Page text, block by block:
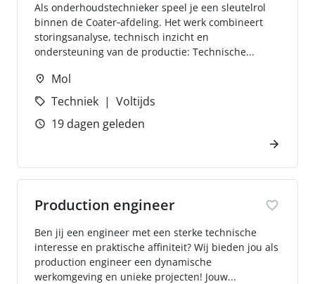
Als onderhoudstechnieker speel je een sleutelrol
binnen de Coater‑afdeling. Het werk combineert
storingsanalyse, technisch inzicht en
ondersteuning van de productie: Technische...
Mol
Techniek
Voltijds
19 dagen geleden
Production engineer
Ben jij een engineer met een sterke technische
interesse en praktische affiniteit? Wij bieden jou als
production engineer een dynamische
werkomgeving en unieke projecten! Jouw...